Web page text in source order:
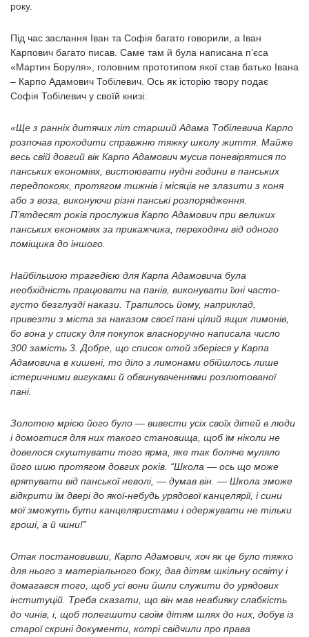
року.
Під час заслання Іван та Софія багато говорили, а Іван
Карпович багато писав. Саме там й була написана п’єса
«Мартин Боруля», головним прототипом якої став батько Івана
– Карпо Адамович Тобілевич. Ось як історію твору подає
Софія Тобілевич у своїй книзі:
«Ще з ранніх дитячих літ старший Адама Тобілевича Карпо
розпочав проходити справжню тяжку школу життя. Майже
весь свій довгий вік Карпо Адамович мусив поневірятися по
панських економіях, вистоювати нудні години в панських
передпокоях, протягом тижнів і місяців не злазити з коня
або з воза, виконуючи різні панські розпорядження.
П’ятдесят років прослужив Карпо Адамович при великих
панських економіях за прикажчика, переходячи від одного
поміщика до іншого.
Найбільшою трагедією для Карпа Адамовича була
необхідність працювати на панів, виконувати їхні часто-
густо безглузді накази. Трапилось йому, наприклад,
привезти з міста за наказом своєї пані цілий ящик лимонів,
бо вона у списку для покупок власноручно написала число
300 замість 3. Добре, що список отой зберігся у Карпа
Адамовича в кишені, то діло з лимонами обійшлось лише
істеричними вигуками й обвинуваченнями розлютованої
пані.
Золотою мрією його було — вивести усіх своїх дітей в люди
і домогтися для них такого становища, щоб їм ніколи не
довелося скуштувати того ярма, яке так боляче муляло
його шию протягом довгих років. “Школа — ось що може
врятувати від панської неволі, — думав він. — Школа зможе
відкрити їм двері до якої-небудь урядової канцелярії, і сини
мої зможуть бути канцеляристами і одержувати не тільки
гроші, а й чини!”
Отак постановивши, Карпо Адамович, хоч як це було тяжко
для нього з матеріального боку, дав дітям шкільну освіту і
домагався того, щоб усі вони йшли служити до урядових
інституцій. Треба сказати, що він мав неабияку слабкість
до чинів, і, щоб полегшити своїм дітям шлях до них, добув із
старої скрині документи, котрі свідчили про права